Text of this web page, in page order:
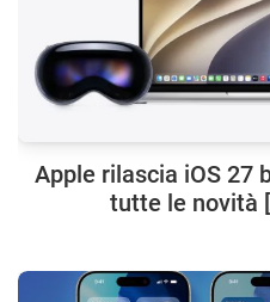
Apple rilascia iOS 27
tutte le novità